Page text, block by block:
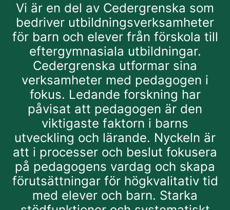
Vi är en del av Cedergrenska som
bedriver utbildningsverksamheter
för barn och elever från förskola till
eftergymnasiala utbildningar.
Cedergrenska utformar sina
verksamheter med pedagogen i
fokus. Ledande forskning har
påvisat att pedagogen är den
viktigaste faktorn i barns
utveckling och lärande. Nyckeln är
att i processer och beslut fokusera
på pedagogens vardag och skapa
förutsättningar för högkvalitativ tid
med elever och barn. Starka